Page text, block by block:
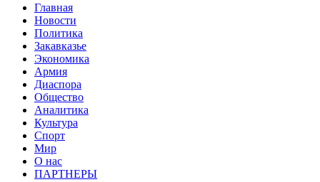
Главная
Новости
Политика
Закавказье
Экономика
Армия
Диаспора
Общество
Аналитика
Культура
Спорт
Мир
О нас
ПАРТНЕРЫ